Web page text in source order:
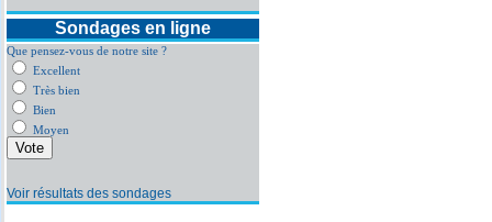
Sondages en ligne
Que pensez-vous de notre site ?
Excellent
Très bien
Bien
Moyen
Voir résultats des sondages